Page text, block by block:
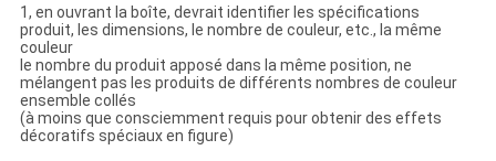
1, en ouvrant la boîte, devrait identifier les spécifications
produit, les dimensions, le nombre de couleur, etc., la même
couleur
le nombre du produit apposé dans la même position, ne
mélangent pas les produits de différents nombres de couleur
ensemble collés
(à moins que consciemment requis pour obtenir des effets
décoratifs spéciaux en figure)